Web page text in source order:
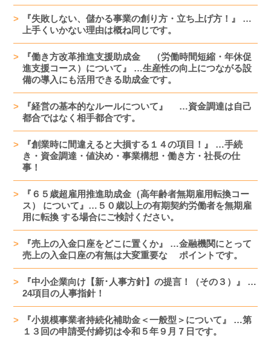
『失敗しない、儲かる事業の創り方・立ち上げ方！』 …
上手くいかない理由は概ね同じです。
『働き方改革推進支援助成金 （労働時間短縮・年休促
進支援コース）について』 …生産性の向上につながる設
備の導入にも活用できる助成金です。
『経営の基本的なルールについて』 …資金調達は自己
都合ではなく相手都合です。
『創業時に間違えると大損する１４の項目！』 …手続
き・資金調達・値決め・事業構想・働き方・社長の仕
事！
『６５歳超雇用推進助成金（高年齢者無期雇用転換コー
ス） について』…５０歳以上の有期契約労働者を無期雇
用に転換 する場合にご検討ください。
『売上の入金口座をどこに置くか』 …金融機関にとって
売上の入金口座の有無は大変重要な ポイントです。
『中小企業向け【新･人事方針】の提言！（その３）』 …
24項目の人事指針！
『小規模事業者持続化補助金＜一般型＞について』 …第
１３回の申請受付締切は令和５年９月７日です。